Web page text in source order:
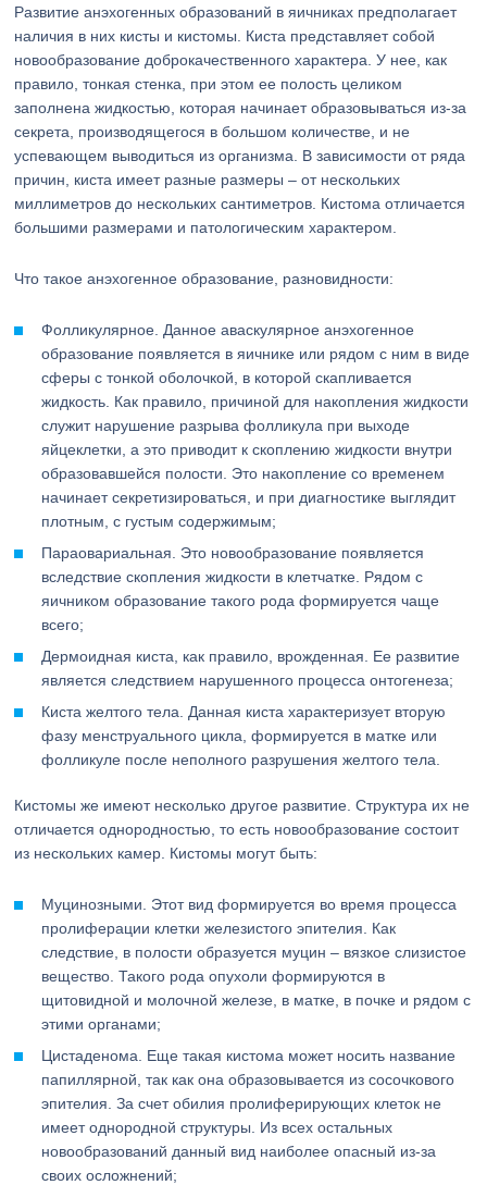
Развитие анэхогенных образований в яичниках предполагает
наличия в них кисты и кистомы. Киста представляет собой
новообразование доброкачественного характера. У нее, как
правило, тонкая стенка, при этом ее полость целиком
заполнена жидкостью, которая начинает образовываться из-за
секрета, производящегося в большом количестве, и не
успевающем выводиться из организма. В зависимости от ряда
причин, киста имеет разные размеры – от нескольких
миллиметров до нескольких сантиметров. Кистома отличается
большими размерами и патологическим характером.
Что такое анэхогенное образование, разновидности:
Фолликулярное. Данное аваскулярное анэхогенное
образование появляется в яичнике или рядом с ним в виде
сферы с тонкой оболочкой, в которой скапливается
жидкость. Как правило, причиной для накопления жидкости
служит нарушение разрыва фолликула при выходе
яйцеклетки, а это приводит к скоплению жидкости внутри
образовавшейся полости. Это накопление со временем
начинает секретизироваться, и при диагностике выглядит
плотным, с густым содержимым;
Параовариальная. Это новообразование появляется
вследствие скопления жидкости в клетчатке. Рядом с
яичником образование такого рода формируется чаще
всего;
Дермоидная киста, как правило, врожденная. Ее развитие
является следствием нарушенного процесса онтогенеза;
Киста желтого тела. Данная киста характеризует вторую
фазу менструального цикла, формируется в матке или
фолликуле после неполного разрушения желтого тела.
Кистомы же имеют несколько другое развитие. Структура их не
отличается однородностью, то есть новообразование состоит
из нескольких камер. Кистомы могут быть:
Муцинозными. Этот вид формируется во время процесса
пролиферации клетки железистого эпителия. Как
следствие, в полости образуется муцин – вязкое слизистое
вещество. Такого рода опухоли формируются в
щитовидной и молочной железе, в матке, в почке и рядом с
этими органами;
Цистаденома. Еще такая кистома может носить название
папиллярной, так как она образовывается из сосочкового
эпителия. За счет обилия пролиферирующих клеток не
имеет однородной структуры. Из всех остальных
новообразований данный вид наиболее опасный из-за
своих осложнений;